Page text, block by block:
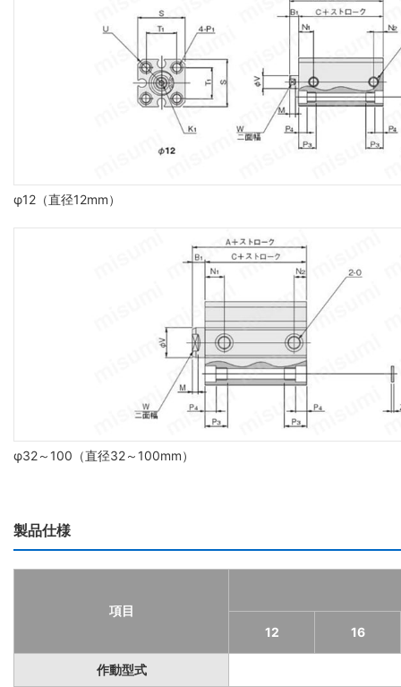
φ12（直径12mm）
φ32～100（直径32～100mm）
製品仕様
項目
12
16
作動型式